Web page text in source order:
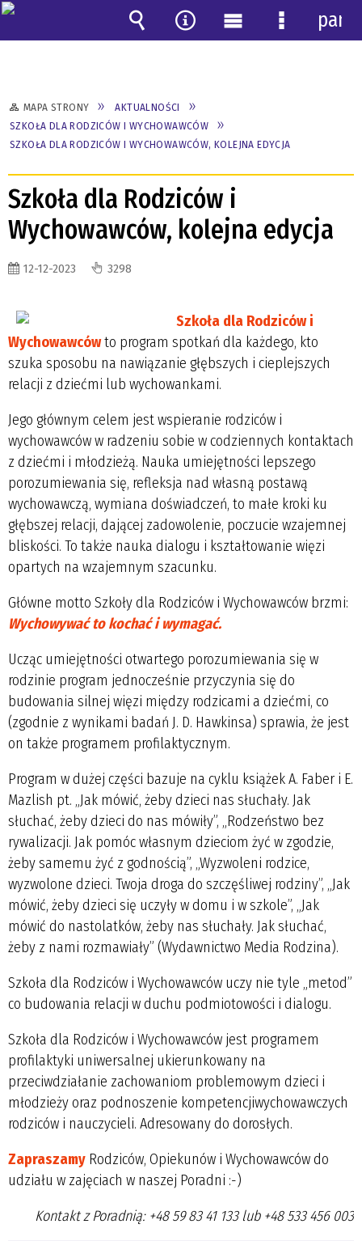
MAPA STRONY
AKTUALNOŚCI
SZKOŁA DLA RODZICÓW I WYCHOWAWCÓW
SZKOŁA DLA RODZICÓW I WYCHOWAWCÓW, KOLEJNA EDYCJA
Szkoła dla Rodziców i
Wychowawców, kolejna edycja
12-12-2023 3298
Szkoła dla Rodziców i
Wychowawcówto program spotkań dla każdego, kto
szuka sposobu na nawiązanie głębszych i cieplejszych
relacji z dziećmi lub wychowankami.
Jego głównym celem jest wspieranie rodziców i
wychowawców w radzeniu sobie w codziennych kontaktach
z dziećmi i młodzieżą. Nauka umiejętności lepszego
porozumiewania się, refleksja nad własną postawą
wychowawczą, wymiana doświadczeń, to małe kroki ku
głębszej relacji, dającej zadowolenie, poczucie wzajemnej
bliskości. To także nauka dialogu i kształtowanie więzi
opartych na wzajemnym szacunku.
Główne motto Szkoły dla Rodziców i Wychowawców brzmi:
Wychowywać to kochać i wymagać.
Ucząc umiejętności otwartego porozumiewania się w
rodzinie program jednocześnie przyczynia się do
budowania silnej więzi między rodzicami a dziećmi, co
(zgodnie z wynikami badań J. D. Hawkinsa) sprawia, że jest
on także programem profilaktycznym.
Program w dużej części bazuje na cyklu książek A. Faber i E.
Mazlish pt. „Jak mówić, żeby dzieci nas słuchały. Jak
słuchać, żeby dzieci do nas mówiły”, „Rodzeństwo bez
rywalizacji. Jak pomóc własnym dzieciom żyć w zgodzie,
żeby samemu żyć z godnością”, „Wyzwoleni rodzice,
wyzwolone dzieci. Twoja droga do szczęśliwej rodziny”, „Jak
mówić, żeby dzieci się uczyły w domu i w szkole”, „Jak
mówić do nastolatków, żeby nas słuchały. Jak słuchać,
żeby z nami rozmawiały” (Wydawnictwo Media Rodzina).
Szkoła dla Rodziców i Wychowawców uczy nie tyle „metod”
co budowania relacji w duchu podmiotowości i dialogu.
Szkoła dla Rodziców i Wychowawców jest programem
profilaktyki uniwersalnej ukierunkowany na
przeciwdziałanie zachowaniom problemowym dzieci i
młodzieży oraz podnoszenie kompetencjiwychowawczych
rodziców i nauczycieli. Adresowany do dorosłych.
Zapraszamy Rodziców, Opiekunów i Wychowawców do
udziału w zajęciach w naszej Poradni :-)
Kontakt z Poradnią: +48 59 83 41 133 lub +48 533 456 003
Wyszukiwarka
Narzędzia
MenuMenu